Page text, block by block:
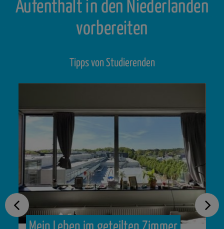
Aufenthalt in den Niederlanden
vorbereiten
Tipps von Studierenden